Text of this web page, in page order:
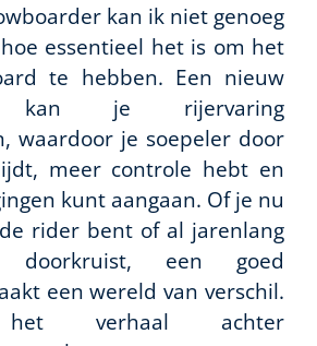
kan ik niet genoeg
essentieel het is om het
te hebben. Een nieuw
kan je rijervaring
waardoor je soepeler door
meer controle hebt en
kunt aangaan. Of je nu
rider bent of al jarenlang
een goed
een wereld van verschil.
verhaal achter